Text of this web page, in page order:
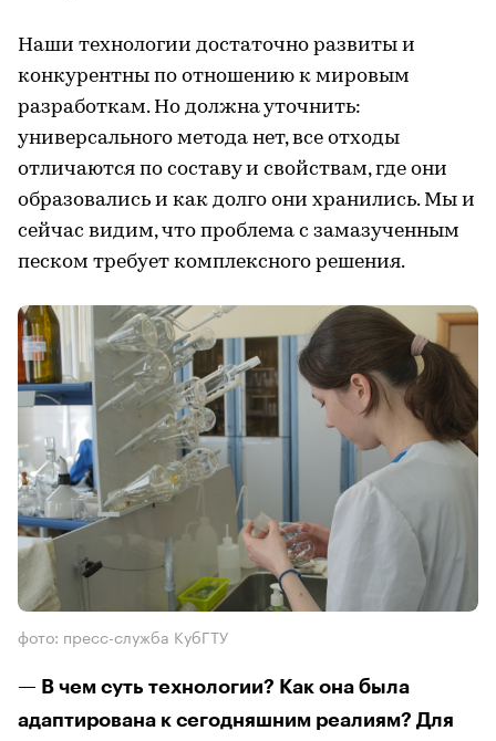
Наши технологии достаточно развиты и
конкурентны по отношению к мировым
разработкам. Но должна уточнить:
универсального метода нет, все отходы
отличаются по составу и свойствам, где они
образовались и как долго они хранились. Мы и
сейчас видим, что проблема с замазученным
песком требует комплексного решения.
фото: пресс-служба КубГТУ
— В чем суть технологии? Как она была
адаптирована к сегодняшним реалиям? Для